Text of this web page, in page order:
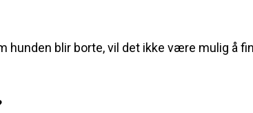
hunden blir borte, vil det ikke være mulig å